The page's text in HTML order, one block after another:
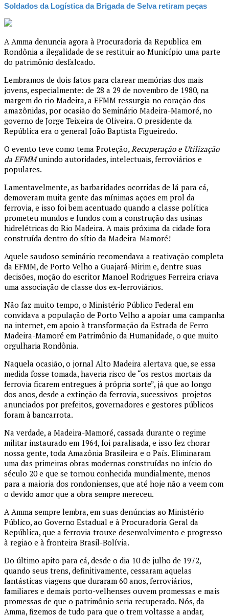
Soldados da Logística da Brigada de Selva retiram peças
A Amma denuncia agora à Procuradoria da Republica em
Rondônia a ilegalidade de se restituir ao Município uma parte
do patrimônio desfalcado.
Lembramos de dois fatos para clarear memórias dos mais
jovens, especialmente: de 28 a 29 de novembro de 1980, na
margem do rio Madeira, a EFMM ressurgia no coração dos
amazônidas, por ocasião do Seminário Madeira-Mamoré, no
governo de Jorge Teixeira de Oliveira. O presidente da
República era o general João Baptista Figueiredo.
O evento teve como tema Proteção, Recuperação e Utilização
da EFMMunindo autoridades, intelectuais, ferroviários e
populares.
Lamentavelmente, as barbaridades ocorridas de lá para cá,
demoveram muita gente das mínimas ações em prol da
ferrovia, e isso foi bem acentuado quando a classe política
prometeu mundos e fundos com a construção das usinas
hidrelétricas do Rio Madeira. A mais próxima da cidade fora
construída dentro do sítio da Madeira-Mamoré!
Aquele saudoso seminário recomendava a reativação completa
da EFMM, de Porto Velho a Guajará-Mirim e, dentre suas
decisões, moção do escritor Manoel Rodrigues Ferreira criava
uma associação de classe dos ex-ferroviários.
Não faz muito tempo, o Ministério Público Federal em
convidava a população de Porto Velho a apoiar uma campanha
na internet, em apoio à transformação da Estrada de Ferro
Madeira-Mamoré em Patrimônio da Humanidade, o que muito
orgulharia Rondônia.
Naquela ocasião, o jornal Alto Madeira alertava que, se essa
medida fosse tomada, haveria risco de “os restos mortais da
ferrovia ficarem entregues à própria sorte”, já que ao longo
dos anos, desde a extinção da ferrovia, sucessivos projetos
anunciados por prefeitos, governadores e gestores públicos
foram à bancarrota.
Na verdade, a Madeira-Mamoré, cassada durante o regime
militar instaurado em 1964, foi paralisada, e isso fez chorar
nossa gente, toda Amazônia Brasileira e o País. Eliminaram
uma das primeiras obras modernas construídas no início do
século 20 e que se tornou conhecida mundialmente, menos
para a maioria dos rondonienses, que até hoje não a veem com
o devido amor que a obra sempre mereceu.
A Amma sempre lembra, em suas denúncias ao Ministério
Público, ao Governo Estadual e à Procuradoria Geral da
República, que a ferrovia trouxe desenvolvimento e progresso
à região e à fronteira Brasil-Bolívia.
Do último apito para cá, desde o dia 10 de julho de 1972,
quando seus trens, definitivamente, cessaram aquelas
fantásticas viagens que duraram 60 anos, ferroviários,
familiares e demais porto-velhenses ouvem promessas e mais
promessas de que o patrimônio seria recuperado. Nós, da
Amma, fizemos de tudo para que o trem voltasse a andar,